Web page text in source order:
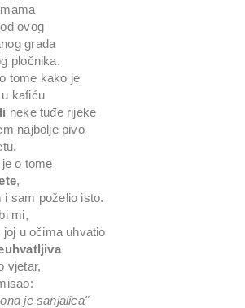
ovog
grada
pločnika.
tome kako je
kafiću
neke tuđe rijeke
najbolje pivo
o tome
,
i sam poželio isto.
mi,
joj u očima uhvatio
vjetar,
je sanjalica"